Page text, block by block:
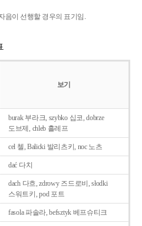
음이 선행할 경우의 표기임.
보기
burak 부라크, szybko 십코, dobrze
도브제, chleb 흘레프
cel 첼, Balicki 발리츠키, noc 노츠
dać 다치
dach 다흐, zdrowy 즈드로비, słodki
스워트키, pod 포트
fasola 파솔라, befsztyk 베프슈티크